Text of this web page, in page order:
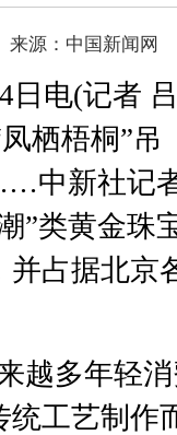
源：中国新闻网
电(记者
栖梧桐”吊
中新社记
”类黄金珠
并占据北京
多年轻消
统工艺制作